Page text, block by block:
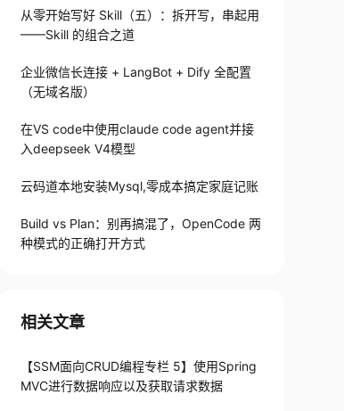
从零开始写好 Skill（五）：拆开写，串起用
——Skill 的组合之道
企业微信长连接 + LangBot + Dify 全配置
（无域名版）
在VS code中使用claude code agent并接
入deepseek V4模型
云码道本地安装Mysql,零成本搞定家庭记账
Build vs Plan：别再搞混了，OpenCode 两
种模式的正确打开方式
相关文章
【SSM面向CRUD编程专栏 5】使用Spring
MVC进行数据响应以及获取请求数据